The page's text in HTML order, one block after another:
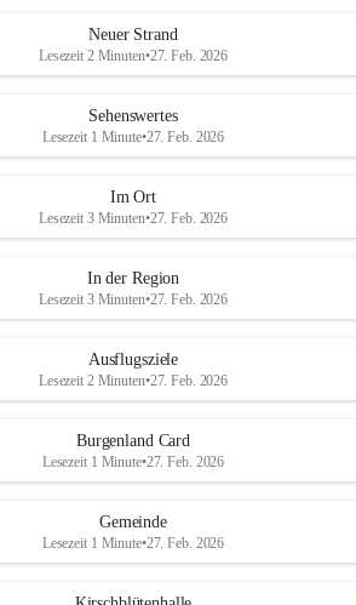
Neuer Strand
Lesezeit 2 Minuten•27. Feb. 2026
Sehenswertes
Lesezeit 1 Minute•27. Feb. 2026
Im Ort
Lesezeit 3 Minuten•27. Feb. 2026
In der Region
Lesezeit 3 Minuten•27. Feb. 2026
Ausflugsziele
Lesezeit 2 Minuten•27. Feb. 2026
Burgenland Card
Lesezeit 1 Minute•27. Feb. 2026
Gemeinde
Lesezeit 1 Minute•27. Feb. 2026